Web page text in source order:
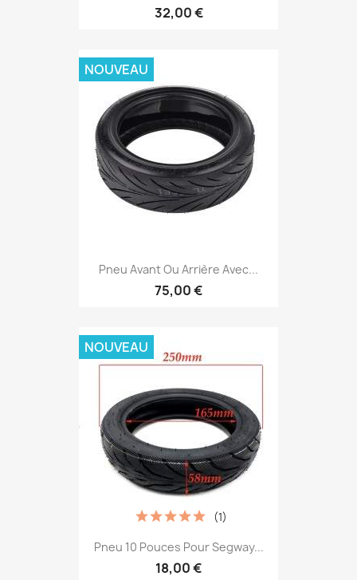
32,00 €
Pneu Avant Ou Arrière Avec...
75,00 €
NOUVEAU
Pneu 10 Pouces Pour Segway...
18,00 €
(1)
NOUVEAU